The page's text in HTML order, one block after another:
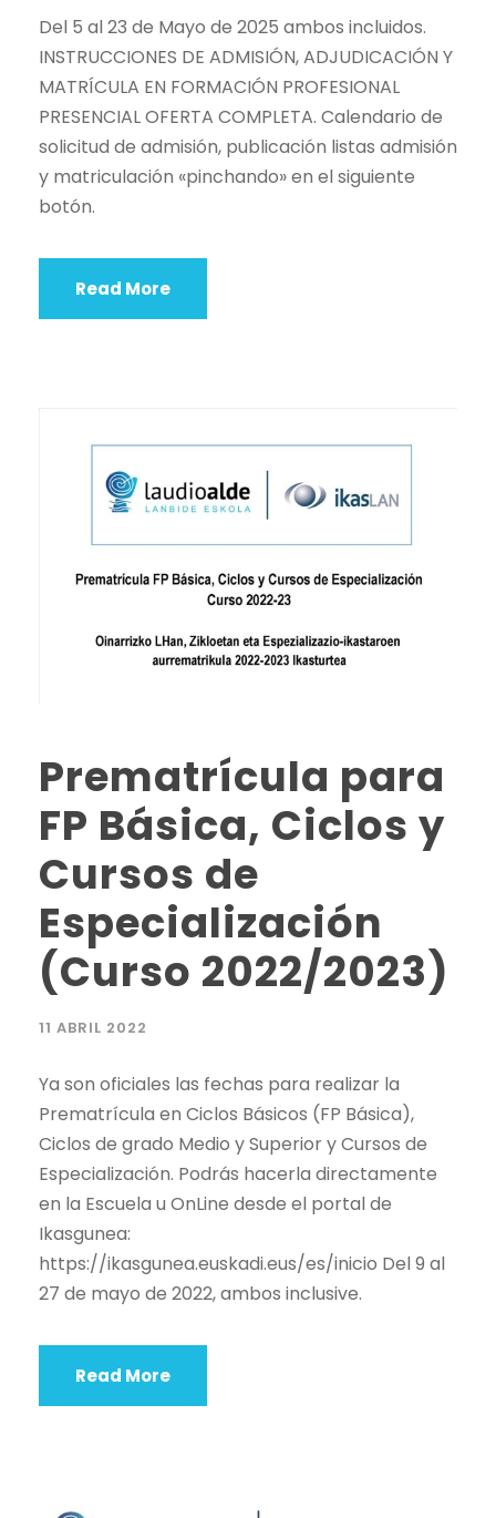
Del 5 al 23 de Mayo de 2025 ambos incluidos.
INSTRUCCIONES DE ADMISIÓN, ADJUDICACIÓN Y
MATRÍCULA EN FORMACIÓN PROFESIONAL
PRESENCIAL OFERTA COMPLETA. Calendario de
solicitud de admisión, publicación listas admisión
y matriculación «pinchando» en el siguiente
botón.
Read More
Prematrícula para
FP Básica, Ciclos y
Cursos de
Especialización
(Curso 2022/2023)
11 ABRIL 2022
Ya son oficiales las fechas para realizar la
Prematrícula en Ciclos Básicos (FP Básica),
Ciclos de grado Medio y Superior y Cursos de
Especialización. Podrás hacerla directamente
en la Escuela u OnLine desde el portal de
Ikasgunea:
https://ikasgunea.euskadi.eus/es/inicio Del 9 al
27 de mayo de 2022, ambos inclusive.
Read More